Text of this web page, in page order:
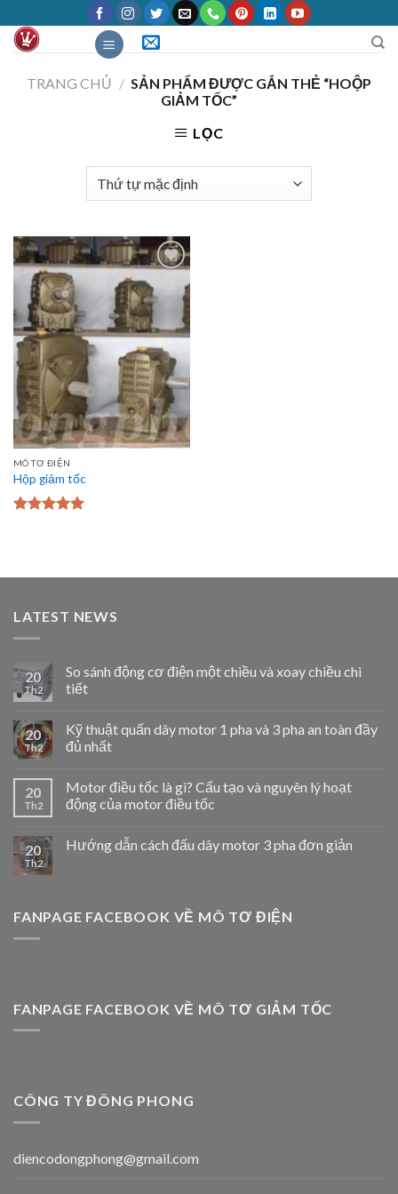
content
TRANG CHỦ / SẢN PHẨM ĐƯỢC GẮN THẺ “HOỘP
GIẢM TỐC”
LỌC
Add to
Wishlist
MÔ TƠ ĐIỆN
Hộp giảm tốc
LATEST NEWS
20
Th2
So sánh động cơ điện một chiều và xoay chiều chi
tiết
20
Th2
Kỹ thuật quấn dây motor 1 pha và 3 pha an toàn đầy
đủ nhất
20
Th2
Motor điều tốc là gì? Cấu tạo và nguyên lý hoạt
động của motor điều tốc
20
Th2
Hướng dẫn cách đấu dây motor 3 pha đơn giản
FANPAGE FACEBOOK VỀ MÔ TƠ ĐIỆN
FANPAGE FACEBOOK VỀ MÔ TƠ GIẢM TỐC
CÔNG TY ĐÔNG PHONG
diencodongphong@gmail.com